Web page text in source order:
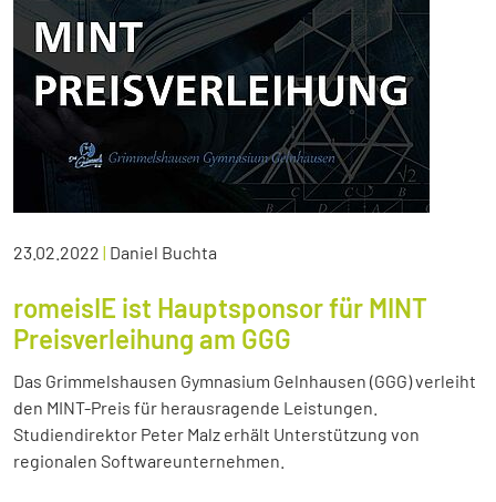
23.02.2022 | Daniel Buchta
romeisIE ist Hauptsponsor für MINT
Preisverleihung am GGG
Das Grimmelshausen Gymnasium Gelnhausen (GGG) verleiht
den MINT-Preis für herausragende Leistungen.
Studiendirektor Peter Malz erhält Unterstützung von
regionalen Softwareunternehmen.